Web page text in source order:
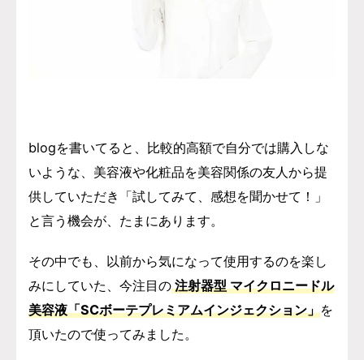
blogを書いてると、比較的高額で自分では購入しな
いような、美容液や化粧品を美容関係の友人から提
供していただき「試してみて、感想を聞かせて！」
と言う機会が、たまにあります。
その中でも、以前から気になって使用するのを楽し
みにしていた、今注目の注射器型 マイクロニードル
美容液「SCボーテプレミアムインジェクション」を
頂いたので使ってみました。